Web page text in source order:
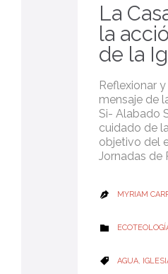
La
la
de la
Reflexionar
mensaje de
Si- Alabado
cuidado de
objetivo del
Jornadas de
 MYRIAM
 CATEGORY
 CATEGORY
AGUA,